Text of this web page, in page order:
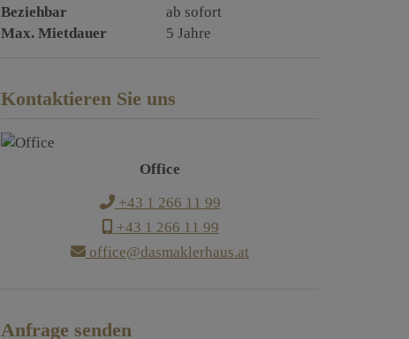
Beziehbar
ab sofort
Max. Mietdauer
5 Jahre
Kontaktieren Sie uns
Office
+43 1 266 11 99
+43 1 266 11 99
office@dasmaklerhaus.at
Anfrage senden